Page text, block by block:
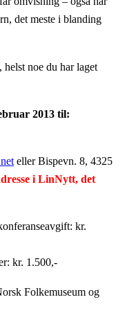
det meste i blanding
noe du har laget
2013 til:
eller Bispevn. 8, 4325
i LinNytt, det
kr.
kr. 1.500,-
Folkemuseum og